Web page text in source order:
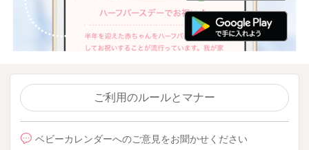
ご利用のルールとマナー
ベビーカレンダーへのご意見をお聞かせください